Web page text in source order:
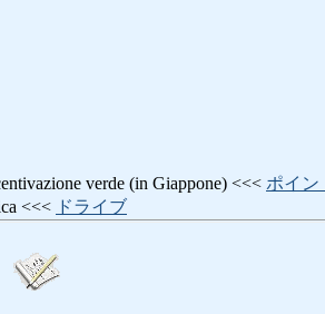
verde (in Giappone) <<< ポイン
<<< ドライブ